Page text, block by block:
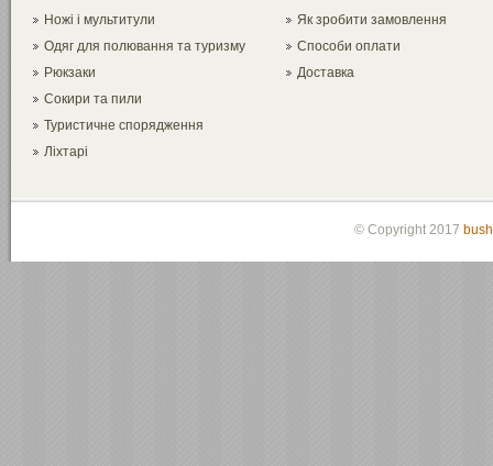
Ножі і мультитули
Одяг для полювання та туризму
Рюкзаки
Сокири та пили
Туристичне спорядження
Ліхтарі
Як зробити замовлення
Способи оплати
Доставка
© Copyright 2017